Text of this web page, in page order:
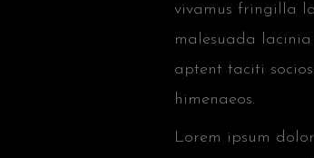
vivamus fringilla
malesuada
aptent taciti
himenaeos.
Lorem ipsum